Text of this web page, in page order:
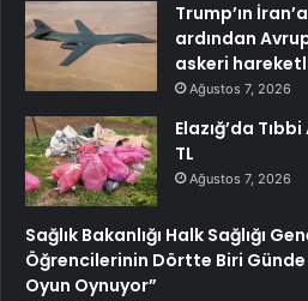
Trump’ın
ardından
askeri
Ağustos 7, 2026
Elazığ’da
TL
Ağustos 7, 2026
Sağlık Bakanlığı Halk Sağlığı
Öğrencilerinin Dörtte Biri
Oyun Oynuyor”